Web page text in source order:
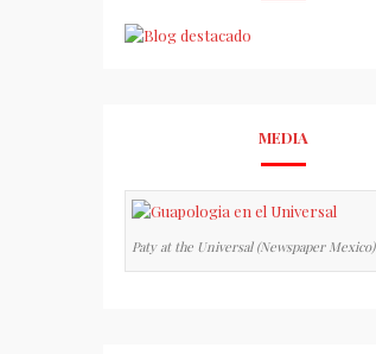
MEDIA
Paty at the Universal (Newspaper Mexico)